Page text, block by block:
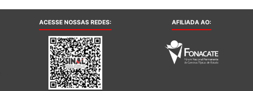
ACESSE NOSSAS REDES: AFILIADA AO: